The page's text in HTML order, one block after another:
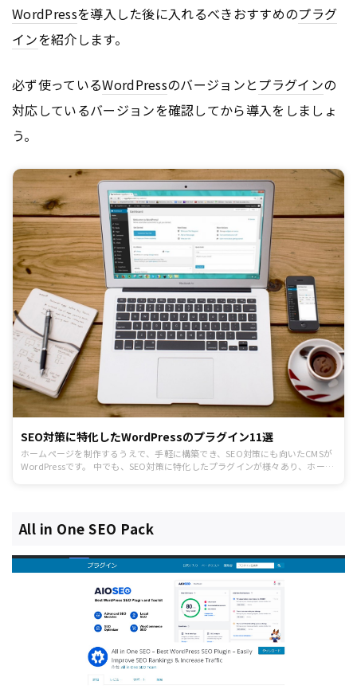
WordPressを導入した後に入れるべきおすすめのプラグ
インを紹介します。
必ず使っているWordPressのバージョンと プラグインの
対応しているバージョンを確認してから導入をしましょ
う。
SEO対策に特化したWordPressのプラグイン11選
ホームページを制作するうえで、手軽に構築でき、SEO対策にも向いたCMSが
WordPressです。 中でも、SEO対策に特化したプラグインが様々あり、ホーム
All in One SEO Pack